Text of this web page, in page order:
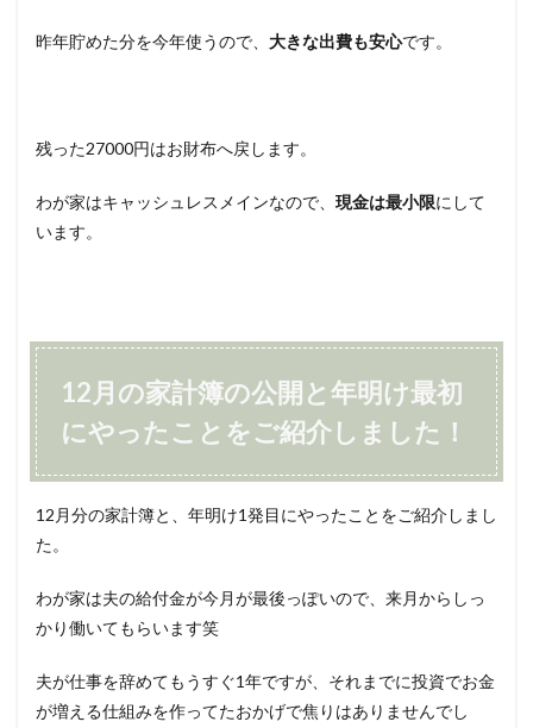
昨年貯めた分を今年使うので、 大きな出費も安心です。
残った27000円はお財布へ戻します。
わが家はキャッシュレスメインなので、 現金は最小限にして
います。
12月の家計簿の公開と年明け最初
にやったことをご紹介しました！
12月分の家計簿と、年明け1発目にやったことをご紹介しまし
た。
わが家は夫の給付金が今月が最後っぽいので、来月からしっ
かり働いてもらいます笑
夫が仕事を辞めてもうすぐ1年ですが、それまでに投資でお金
が増える仕組みを作ってたおかげで焦りはありませんでし